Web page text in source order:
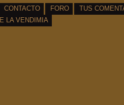
CONTACTO FORO TUS
LA VENDIMIA